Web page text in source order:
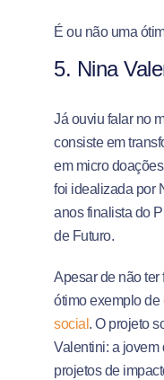
É ou não uma
5. Nina
Já ouviu falar no
consiste em
em micro
foi idealizada por
anos finalista do
de Futuro.
Apesar de não ter
ótimo exemplo de
social . O projeto
Valentini: a jovem
projetos de